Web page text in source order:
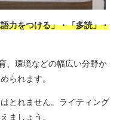
力をつける」・「多読」・
、環境などの幅広い分野か
られます。
とれません。ライティング
ましょう。